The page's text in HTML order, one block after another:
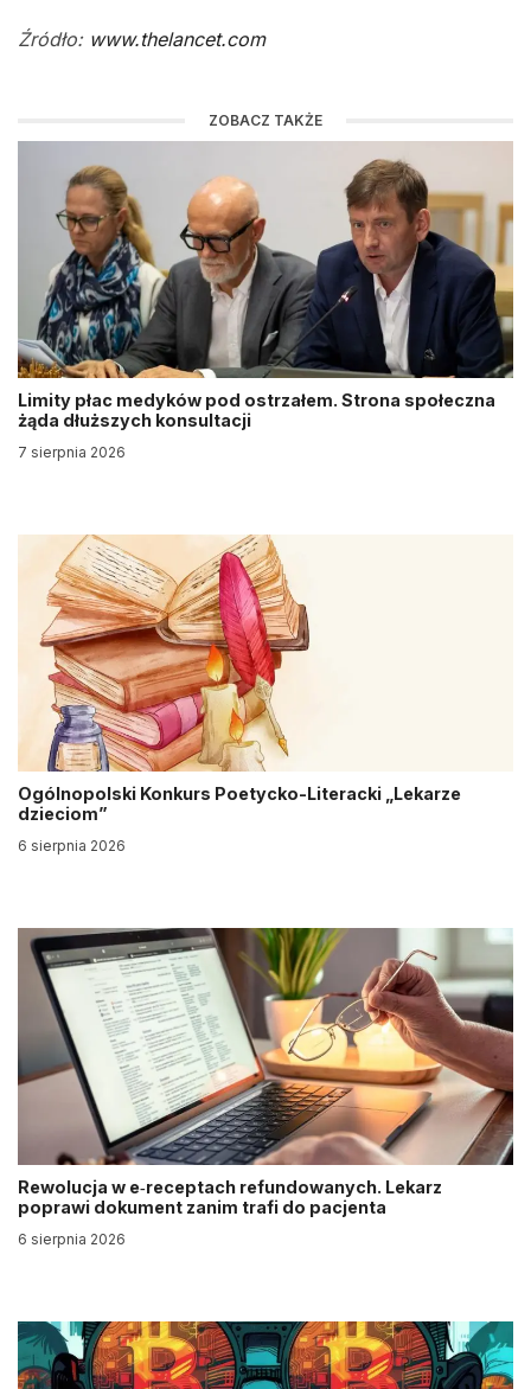
Źródło: www.thelancet.com
ZOBACZ TAKŻE
Limity płac medyków pod ostrzałem. Strona społeczna
żąda dłuższych konsultacji
7 sierpnia 2026
Ogólnopolski Konkurs Poetycko-Literacki „Lekarze
dzieciom”
6 sierpnia 2026
Rewolucja w e‑receptach refundowanych. Lekarz
poprawi dokument zanim trafi do pacjenta
6 sierpnia 2026